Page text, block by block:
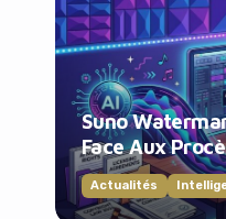
Suno
Face Aux
Actualités